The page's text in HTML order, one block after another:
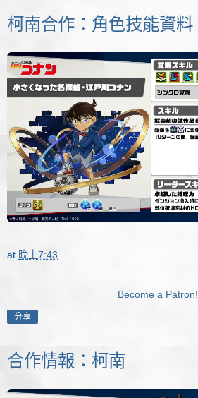
柯南合作：角色技能資料
at 晚上7:43
Become a Patron!
分享
合作情報：柯南